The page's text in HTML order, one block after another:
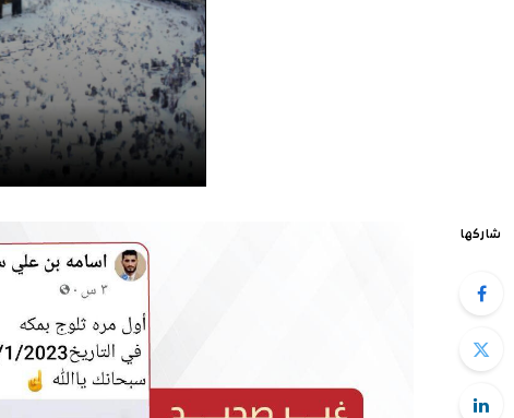
شاركها